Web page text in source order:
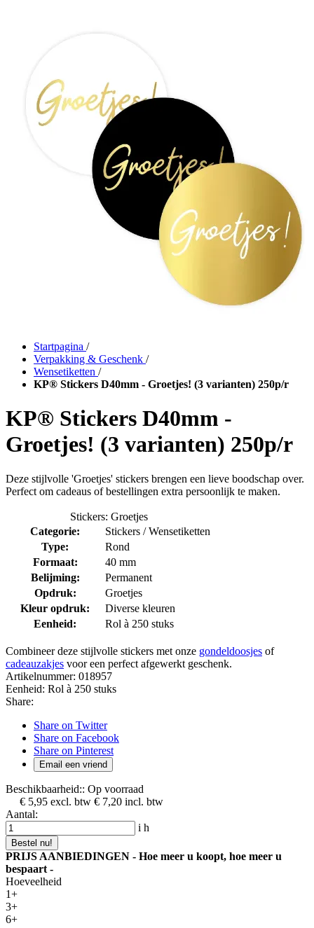
Startpagina /
Verpakking & Geschenk /
Wensetiketten /
KP® Stickers D40mm - Groetjes! (3 varianten) 250p/r
KP® Stickers D40mm -
Groetjes! (3 varianten) 250p/r
Deze stijlvolle 'Groetjes' stickers brengen een lieve boodschap over.
Perfect om cadeaus of bestellingen extra persoonlijk te maken.
Stickers: Groetjes
Categorie:
Stickers / Wensetiketten
Type:
Rond
Formaat:
40 mm
Belijming:
Permanent
Opdruk:
Groetjes
Kleur opdruk:
Diverse kleuren
Eenheid:
Rol à 250 stuks
Combineer deze stijlvolle stickers met onze gondeldoosjes of
cadeauzakjes voor een perfect afgewerkt geschenk.
Artikelnummer: 018957
Eenheid: Rol à 250 stuks
Share:
Share on Twitter
Share on Facebook
Share on Pinterest
Email een vriend
Beschikbaarheid:: Op voorraad
€ 5,95 excl. btw € 7,20 incl. btw
Aantal:
i h
Bestel nu!
PRIJS AANBIEDINGEN - Hoe meer u koopt, hoe meer u
bespaart -
Hoeveelheid
1+
3+
6+